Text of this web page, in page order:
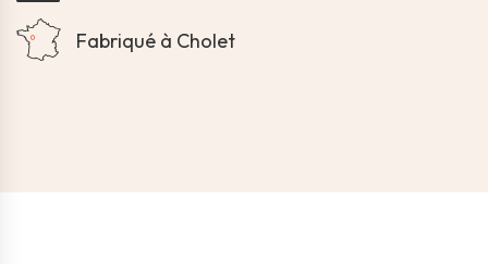
Fabriqué à Cholet